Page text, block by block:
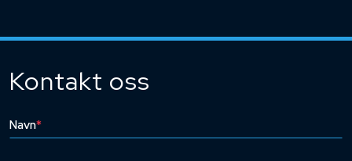
Kontakt oss
Navn*